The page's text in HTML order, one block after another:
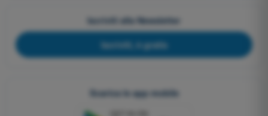
Iscriviti alla Newsletter
Iscriviti, è gratis
Scarica le app mobile